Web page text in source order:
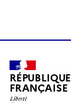
RÉPUBLIQUE
FRANÇAISE